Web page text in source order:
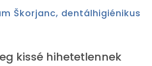
Škorjanc, dentálhigiénikus
kissé hihetetlennek